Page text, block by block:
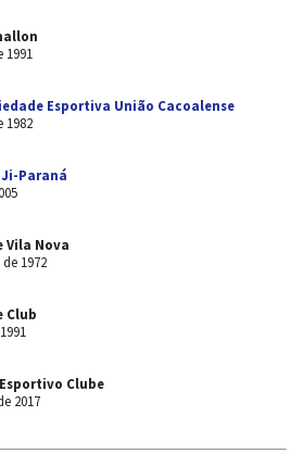
Esportiva União Cacoalense
1982
Ji-Paraná
Vila Nova
1972
Club
Esportivo Clube
2017